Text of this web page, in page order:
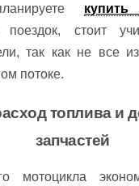
поездок, стоит
так как не все
потоке.
топлива и
запчастей
мотоцикла